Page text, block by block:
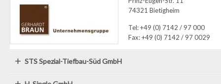
74321 Bietigheim
Tel: +49 (0) 7142 / 97 000
Fax: +49 (0) 7142 / 97 0029
STS Spezial-Tiefbau-Süd GmbH